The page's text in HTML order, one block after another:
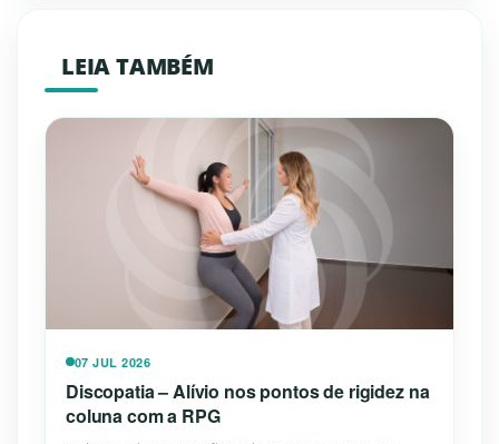
LEIA TAMBÉM
07 JUL 2026
Discopatia – Alívio nos pontos de rigidez na
coluna com a RPG